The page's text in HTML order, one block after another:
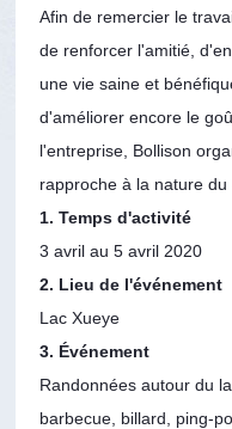
Afin de remercier le
de renforcer l'amitié,
une vie saine et
d'améliorer encore le
l'entreprise, Bollison
rapproche à la nature du
1. Temps d'activité
3 avril au 5 avril 2020
2. Lieu de l'événement
Lac Xueye
3. Événement
Randonnées autour du
barbecue, billard, ping-